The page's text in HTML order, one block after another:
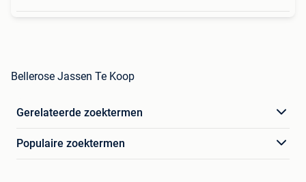
Bellerose Jassen Te Koop
Gerelateerde zoektermen
Populaire zoektermen